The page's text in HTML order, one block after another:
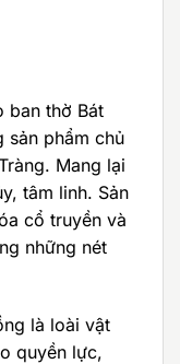
ban thờ Bát
sản phẩm chủ
Mang lại
tâm linh. Sản
cổ truyền và
những nét
là loài vật
quyền lực,